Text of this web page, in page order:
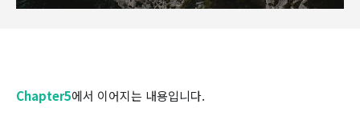
Chapter5에서 이어지는 내용입니다.